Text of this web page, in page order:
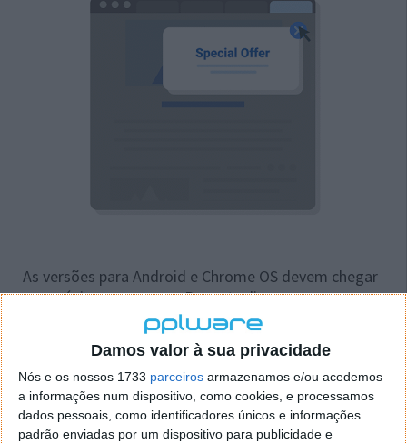
Damos valor à sua privacidade
Nós e os nossos 1733 parceiros armazenamos e/ou acedemos
a informações num dispositivo, como cookies, e processamos
dados pessoais, como identificadores únicos e informações
padrão enviadas por um dispositivo para publicidade e
As versões para Android e Chrome OS devem chegar
nas próximas semanas. Para atualizarem para a nova
versão no Windows, Linux e macOS basta ir ao
> Definições > Acerca do Chrome e verificar se a
atualização já se encontra disponível.
Fonte:chromium blog